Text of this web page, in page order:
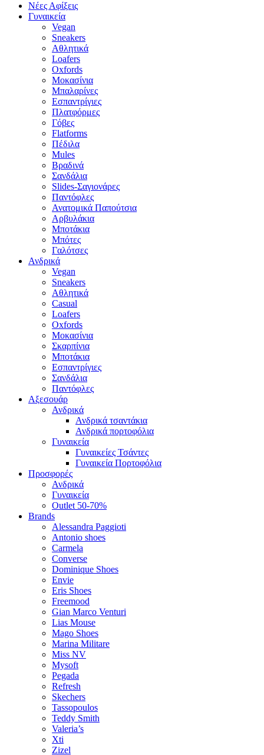
Νέες Αφίξεις
Γυναικεία
Vegan
Sneakers
Αθλητικά
Loafers
Oxfords
Μοκασίνια
Μπαλαρίνες
Εσπαντρίγιες
Πλατφόρμες
Γόβες
Flatforms
Πέδιλα
Mules
Βραδινά
Σανδάλια
Slides-Σαγιονάρες
Παντόφλες
Ανατομικά Παπούτσια
Αρβυλάκια
Μποτάκια
Μπότες
Γαλότσες
Ανδρικά
Vegan
Sneakers
Αθλητικά
Casual
Loafers
Oxfords
Μοκασίνια
Σκαρπίνια
Μποτάκια
Εσπαντρίγιες
Σανδάλια
Παντόφλες
Αξεσουάρ
Ανδρικά
Ανδρικά τσαντάκια
Ανδρικά πορτοφόλια
Γυναικεία
Γυναικείες Τσάντες
Γυναικεία Πορτοφόλια
Προσφορές
Ανδρικά
Γυναικεία
Outlet 50-70%
Brands
Alessandra Paggioti
Antonio shoes
Carmela
Converse
Dominique Shoes
Envie
Eris Shoes
Freemood
Gian Marco Venturi
Lias Mouse
Mago Shoes
Marina Militare
Miss NV
Mysoft
Pegada
Refresh
Skechers
Tassopoulos
Teddy Smith
Valeria’s
Xti
Zizel